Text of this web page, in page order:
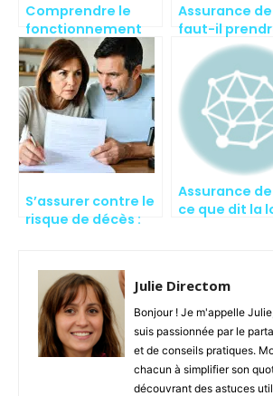
Comprendre le
fonctionnement
de l’assurance de
prêt
Assurance
faut-il
celle de la
S’assurer contre le
risque de décès :
de prêt
Assurance
ce que dit la
Julie Directom
Bonjour ! Je m'appelle
suis passionnée par le
et de conseils pratiques.
chacun à simplifier son
découvrant des astuces